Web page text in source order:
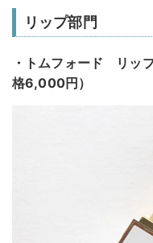
リップ部門
・トムフォード リッ
格6,000円）